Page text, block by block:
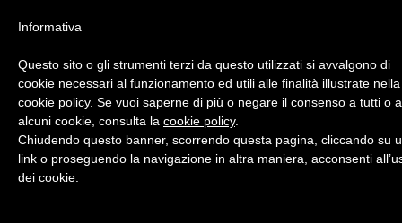
Login Registrazione
Informativa
Questo sito o gli strumenti terzi da questo utilizzati si avvalgono di
cookie necessari al funzionamento ed utili alle finalità illustrate nella
cookie policy. Se vuoi saperne di più o negare il consenso a tutti o
alcuni cookie, consulta la cookie policy.
Chiudendo questo banner, scorrendo questa pagina, cliccando su
link o proseguendo la navigazione in altra maniera, acconsenti
dei cookie.